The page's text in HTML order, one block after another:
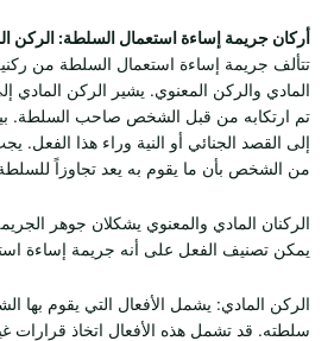
أركان جريمة إساءة استعمال السلطة: الركن
تتألف جريمة إساءة استعمال السلطة من
المادي والركن المعنوي. يشير الركن المادي
تم ارتكابه من قبل الشخص صاحب السلطة.
إلى القصد الجنائي أو النية وراء هذا الفعل.
من الشخص بأن ما يقوم به يعد تجاوزاً
الركنان المادي والمعنوي يشكلان جوهر
يمكن تصنيف الفعل على أنه جريمة إساءة
الركن المادي: يشمل الأفعال التي يقوم
سلطته. قد تشمل هذه الأفعال اتخاذ قرارات